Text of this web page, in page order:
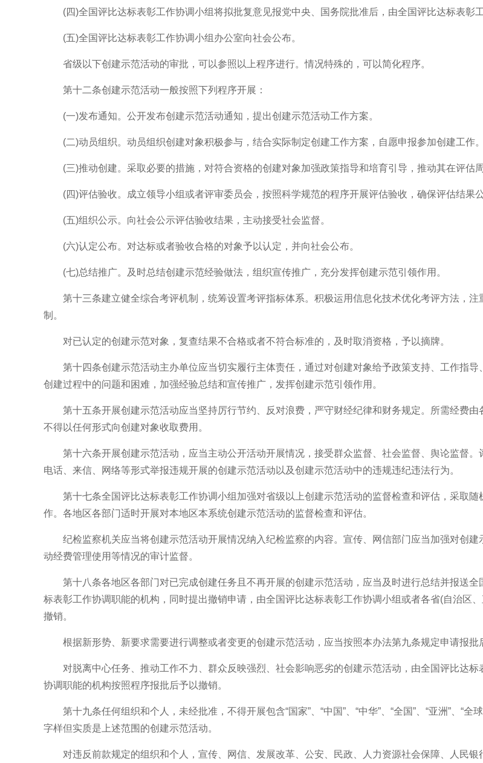
(四)全国评比达标表彰工作协调小组将拟批复意见报党中央、国务院批准后，由全国评比达标表彰
(五)全国评比达标表彰工作协调小组办公室向社会公布。
省级以下创建示范活动的审批，可以参照以上程序进行。情况特殊的，可以简化程序。
第十二条创建示范活动一般按照下列程序开展：
(一)发布通知。公开发布创建示范活动通知，提出创建示范活动工作方案。
(二)动员组织。动员组织创建对象积极参与，结合实际制定创建工作方案，自愿申报参加创建工作。
(三)推动创建。采取必要的措施，对符合资格的创建对象加强政策指导和培育引导，推动其在评估周
(四)评估验收。成立领导小组或者评审委员会，按照科学规范的程序开展评估验收，确保评估结果公
(五)组织公示。向社会公示评估验收结果，主动接受社会监督。
(六)认定公布。对达标或者验收合格的对象予以认定，并向社会公布。
(七)总结推广。及时总结创建示范经验做法，组织宣传推广，充分发挥创建示范引领作用。
第十三条建立健全综合考评机制，统筹设置考评指标体系。积极运用信息化技术优化考评方法，注
制。
对已认定的创建示范对象，复查结果不合格或者不符合标准的，及时取消资格，予以摘牌。
第十四条创建示范活动主办单位应当切实履行主体责任，通过对创建对象给予政策支持、工作指导
创建过程中的问题和困难，加强经验总结和宣传推广，发挥创建示范引领作用。
第十五条开展创建示范活动应当坚持厉行节约、反对浪费，严守财经纪律和财务规定。所需经费由
不得以任何形式向创建对象收取费用。
第十六条开展创建示范活动，应当主动公开活动开展情况，接受群众监督、社会监督、舆论监督。
电话、来信、网络等形式举报违规开展的创建示范活动以及创建示范活动中的违规违纪违法行为。
第十七条全国评比达标表彰工作协调小组加强对省级以上创建示范活动的监督检查和评估，采取随
作。各地区各部门适时开展对本地区本系统创建示范活动的监督检查和评估。
纪检监察机关应当将创建示范活动开展情况纳入纪检监察的内容。宣传、网信部门应当加强对创建
动经费管理使用等情况的审计监督。
第十八条各地区各部门对已完成创建任务且不再开展的创建示范活动，应当及时进行总结并报送全
标表彰工作协调职能的机构，同时提出撤销申请，由全国评比达标表彰工作协调小组或者各省(自治区
撤销。
根据新形势、新要求需要进行调整或者变更的创建示范活动，应当按照本办法第九条规定申请报批
对脱离中心任务、推动工作不力、群众反映强烈、社会影响恶劣的创建示范活动，由全国评比达标
协调职能的机构按照程序报批后予以撤销。
第十九条任何组织和个人，未经批准，不得开展包含“国家”、“中国”、“中华”、“全国”、“亚洲”、“全
字样但实质是上述范围的创建示范活动。
对违反前款规定的组织和个人，宣传、网信、发展改革、公安、民政、人力资源社会保障、人民银